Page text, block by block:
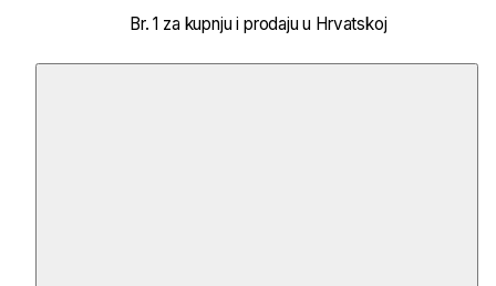
Br. 1 za kupnju i prodaju u Hrvatskoj